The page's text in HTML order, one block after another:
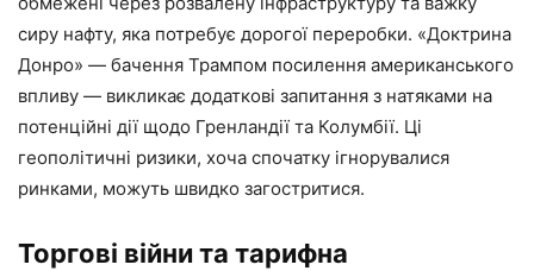
сиру нафту, яка потребує дорогої переробки. «Доктрина
Донро» — бачення Трампом посилення американського
впливу — викликає додаткові запитання з натяками на
потенційні дії щодо Гренландії та Колумбії. Ці
геополітичні ризики, хоча спочатку ігнорувалися
ринками, можуть швидко загостритися.
Торгові війни та тарифна